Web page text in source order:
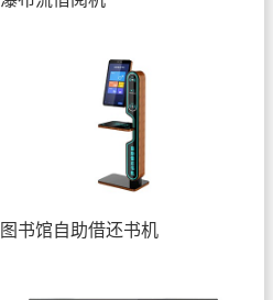
图书馆自助借还书机